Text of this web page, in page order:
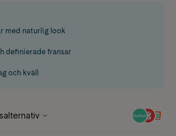
med naturlig look
definierade fransar
och kväll